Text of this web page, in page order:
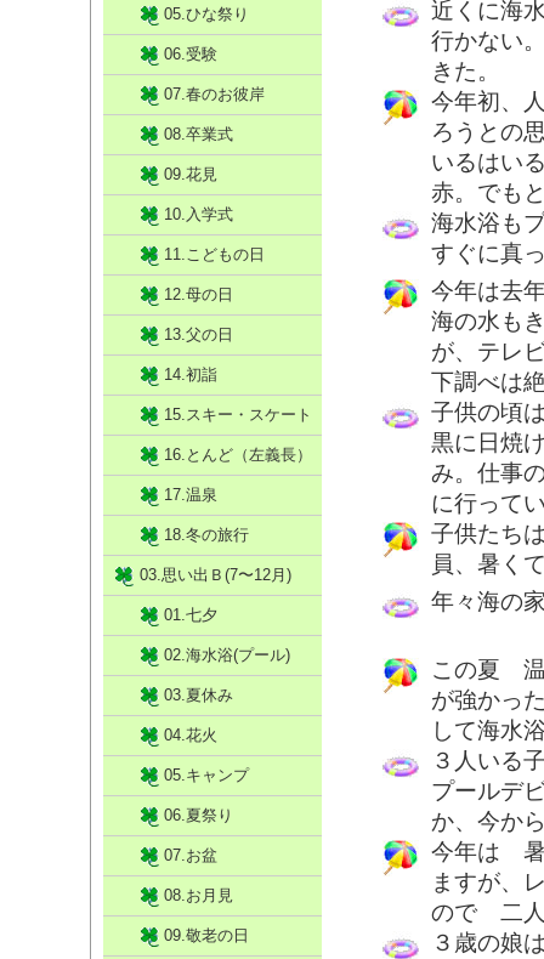
近くに海
行かない
きた。
今年初、
ろうとの
いるはい
赤。でも
海水浴も
すぐに真
今年は去
海の水も
が、テレ
下調べは
子供の頃
黒に日焼
み。仕事
に行って
子供たち
員、暑く
年々海の
この夏 温
が強かっ
して海水
３人いる
プールデ
か、今か
今年は 暑
ますが、
ので 二人
３歳の娘
05.ひな祭り
06.受験
07.春のお彼岸
08.卒業式
09.花見
10.入学式
11.こどもの日
12.母の日
13.父の日
14.初詣
15.スキー・スケート
16.とんど（左義長）
17.温泉
18.冬の旅行
03.思い出Ｂ(7〜12月)
01.七夕
02.海水浴(プール)
03.夏休み
04.花火
05.キャンプ
06.夏祭り
07.お盆
08.お月見
09.敬老の日